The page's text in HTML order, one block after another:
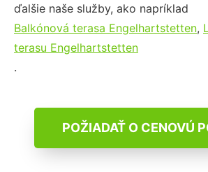
ďalšie naše služby, ako napríklad
Balkónová terasa Engelhartstetten,
terasu Engelhartstetten
.
POŽIADAŤ O CENOVÚ